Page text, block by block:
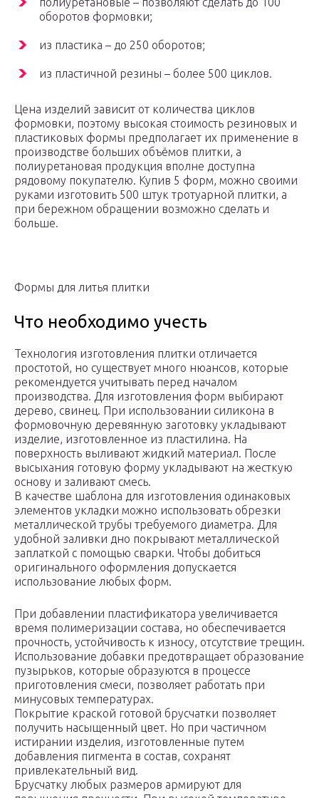
оборотов формовки;
из пластика – до 250 оборотов;
из пластичной резины – более 500 циклов.
Цена изделий зависит от количества циклов
формовки, поэтому высокая стоимость резиновых и
пластиковых формы предполагает их применение в
производстве больших объёмов плитки, а
полиуретановая продукция вполне доступна
рядовому покупателю. Купив 5 форм, можно своими
руками изготовить 500 штук тротуарной плитки, а
при бережном обращении возможно сделать и
больше.
Формы для литья плитки
Что необходимо учесть
Технология изготовления плитки отличается
простотой, но существует много нюансов, которые
рекомендуется учитывать перед началом
производства. Для изготовления форм выбирают
дерево, свинец. При использовании силикона в
формовочную деревянную заготовку укладывают
изделие, изготовленное из пластилина. На
поверхность выливают жидкий материал. После
высыхания готовую форму укладывают на жесткую
основу и заливают смесь.
В качестве шаблона для изготовления одинаковых
элементов укладки можно использовать обрезки
металлической трубы требуемого диаметра. Для
удобной заливки дно покрывают металлической
заплаткой с помощью сварки. Чтобы добиться
оригинального оформления допускается
использование любых форм.
При добавлении пластификатора увеличивается
время полимеризации состава, но обеспечивается
прочность, устойчивость к износу, отсутствие трещин.
Использование добавки предотвращает образование
пузырьков, которые образуются в процессе
приготовления смеси, позволяет работать при
минусовых температурах.
Покрытие краской готовой брусчатки позволяет
получить насыщенный цвет. Но при частичном
истирании изделия, изготовленные путем
добавления пигмента в состав, сохранят
привлекательный вид.
Брусчатку любых размеров армируют для